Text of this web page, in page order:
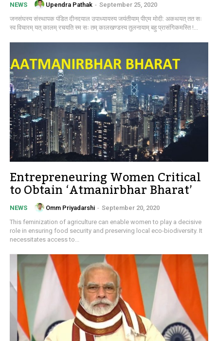
NEWS Upendra Pathak - September 25, 2020
जनसंघस्य संस्थापक पंडित दीनदयाल उपाध्यायस्य जयंतीयाम् पीएम मोदी: अकथयत् तत सः
स्व विचारम् यत् कालम् रचयति स्म सः तम् कालखण्डस्य तुलनायाम् बहु प्रासंगिकमस्ति !...
Entrepreneuring Women Critical
to Obtain ‘Atmanirbhar Bharat’
NEWS Omm Priyadarshi - September 20, 2020
This feminization of agriculture can enable women to play a decisive
role in ensuring food security and preserving local eco-biodiversity. It
necessitates access to...